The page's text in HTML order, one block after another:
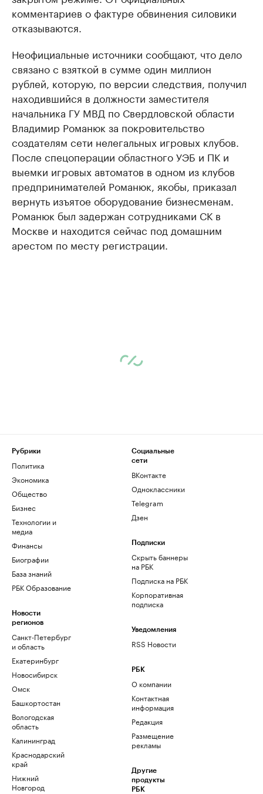
комментариев о фактуре обвинения силовики
отказываются.
Неофициальные источники сообщают, что дело
связано с взяткой в сумме один миллион
рублей, которую, по версии следствия, получил
находившийся в должности заместителя
начальника ГУ МВД по Свердловской области
Владимир Романюк за покровительство
создателям сети нелегальных игровых клубов.
После спецоперации областного УЭБ и ПК и
выемки игровых автоматов в одном из клубов
предпринимателей Романюк, якобы, приказал
вернуть изъятое оборудование бизнесменам.
Романюк был задержан сотрудниками СК в
Москве и находится сейчас под домашним
арестом по месту регистрации.
Рубрики
Политика
Экономика
Общество
Бизнес
Технологии и
медиа
Финансы
Биографии
База знаний
РБК Образование
Новости
регионов
Санкт-Петербург
и область
Екатеринбург
Новосибирск
Омск
Башкортостан
Вологодская
область
Калининград
Краснодарский
край
Нижний
Новгород
Социальные
сети
ВКонтакте
Одноклассники
Telegram
Дзен
Подписки
Скрыть баннеры
на РБК
Подписка на РБК
Корпоративная
подписка
Уведомления
RSS Новости
РБК
О компании
Контактная
информация
Редакция
Размещение
рекламы
Другие
продукты
РБК